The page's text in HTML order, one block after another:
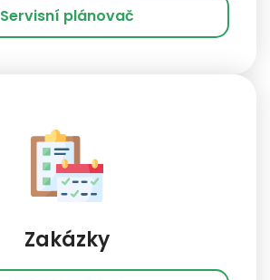
Servisní plánovač
Zakázky